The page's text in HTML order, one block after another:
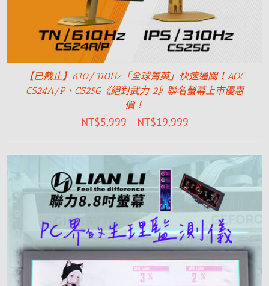
【已截止】610/310Hz「全球菁英」快速通關！AOC
CS24A/P、CS25G《絕對武力 2》聯名螢幕上市優惠
價！
NT$5,999 – NT$19,999